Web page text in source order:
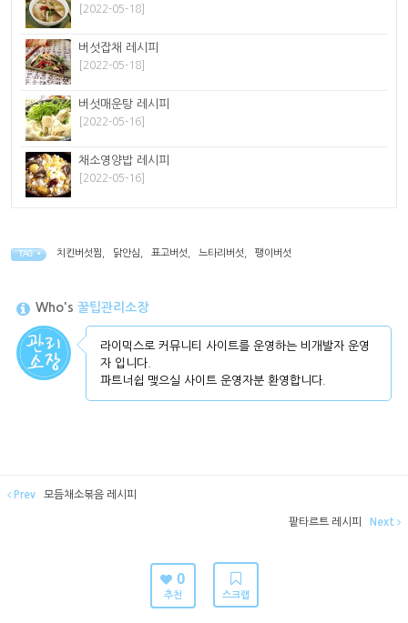
[2022-05-18]
버섯잡채 레시피
[2022-05-18]
버섯매운탕 레시피
[2022-05-16]
채소영양밥 레시피
[2022-05-16]
TAG • 치킨버섯찜 닭안심 표고버섯 느타리버섯 팽이버섯
Who's 꿀팁관리소장
라이믹스로 커뮤니티 사이트를 운영하는 비개발자 운영
자 입니다.
파트너쉽 맺으실 사이트 운영자분 환영합니다.
Prev 모듬채소볶음 레시피
팥타르트 레시피 Next
0
추천 스크랩